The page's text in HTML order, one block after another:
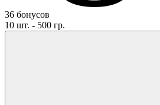
36 бонусов
10 шт. - 500 гр.